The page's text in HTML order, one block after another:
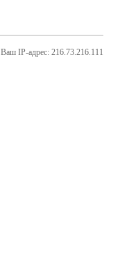
Ваш IP-адрес: 216.73.216.111